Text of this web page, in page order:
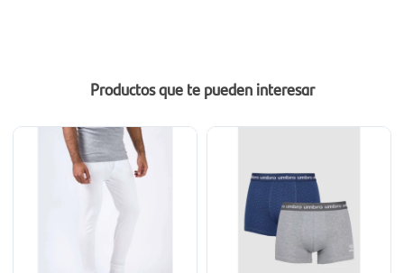
Productos que te pueden interesar